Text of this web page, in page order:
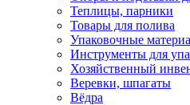
Теплицы, парники
Товары для полива
Упаковочные
Инструменты для
Хозяйственный
Веревки, шпагаты
Вёдра